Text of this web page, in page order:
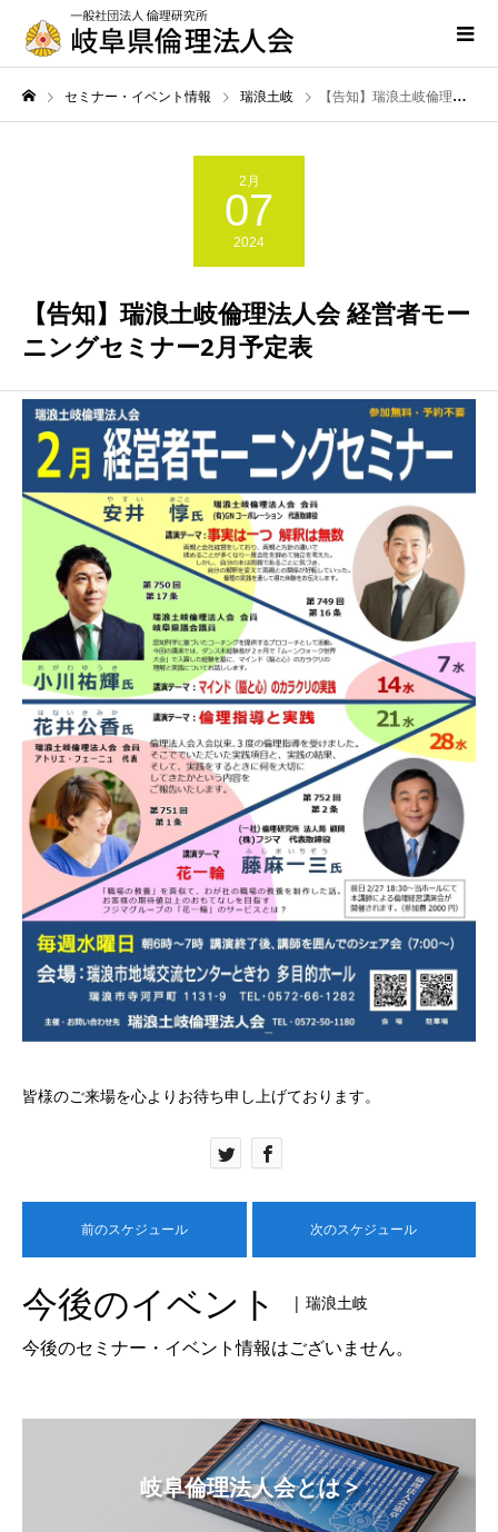
セミナー・イベント情報 瑞浪土岐 【告知】瑞浪土岐倫理法人会 経営者モーニングセミナー2月予定表
2月
07
2024
【告知】瑞浪土岐倫理法人会 経営者モー
ニングセミナー2月予定表
皆様のご来場を心よりお待ち申し上げております。
前のスケジュール 次のスケジュール
今後のイベント | 瑞浪土岐
今後のセミナー・イベント情報はございません。
岐阜倫理法人会とは >